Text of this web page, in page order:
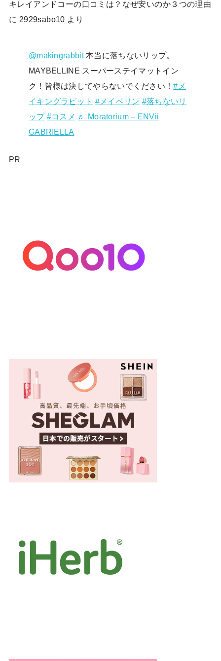
キレイアンドコーの口コミは？なぜ安いのか３つの理由
に 2929sabo10 より
@makingrabbit本当に落ちないリップ。
MAYBELLINE スーパーステイマットイン
ク！皆様は決してやらないでください！#メ
イキングラビット #メイベリン #落ちないリ
ップ #コスメ ♬ Moratorium – ENVii
GABRIELLA
PR